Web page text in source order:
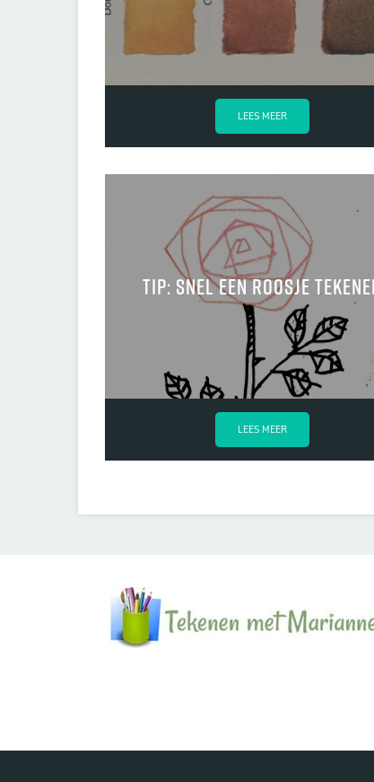
LEES MEER
tip: snel een roosje
LEES MEER